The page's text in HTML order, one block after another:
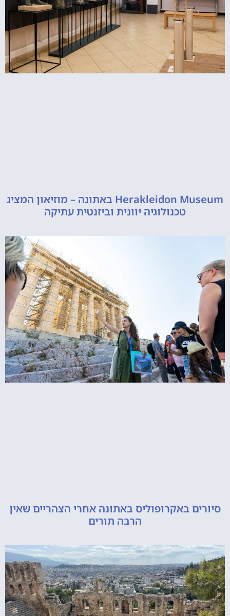
Herakleidon Museum באתונה – מוזיאון המציג
טכנולוגיה יוונית וביזנטית עתיקה
באקרופוליס באתונה אחרי הצהריים שאין
הרבה תורים